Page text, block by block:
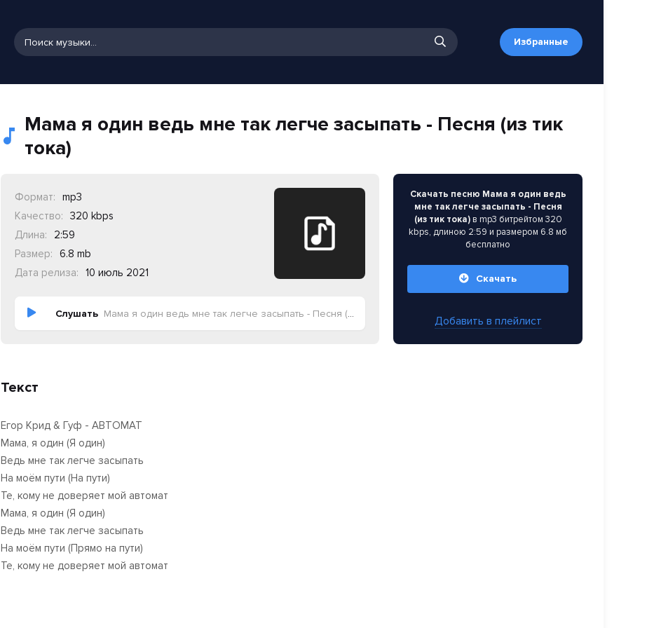
Избранные
Мама я один ведь мне так легче засыпать - Песня (из тик
тока)
Формат:
mp3
Качество:
320 kbps
Длина:
2:59
Размер:
6.8 mb
Дата релиза:
10 июль 2021
Слушать Мама я один ведь мне так легче засыпать - Песня (из тик тока)
Скачать песню Мама я один ведь
мне так легче засыпать - Песня
(из тик тока)в mp3 битрейтом 320
kbps, длиною 2:59 и размером 6.8 мб
бесплатно
Скачать
Добавить в плейлист
Текст
Егор Крид & Гуф - АВТОМАТ
Мама, я один (Я один)
Ведь мне так легче засыпать
На моём пути (На пути)
Те, кому не доверяет мой автомат
Мама, я один (Я один)
Ведь мне так легче засыпать
На моём пути (Прямо на пути)
Те, кому не доверяет мой автомат